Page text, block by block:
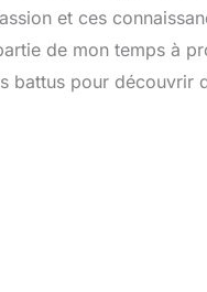
et ces
de mon temps à
battus pour découvrir